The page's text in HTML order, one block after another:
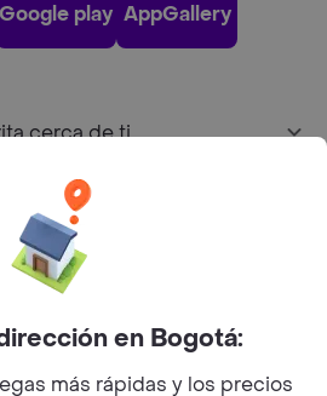
Google play AppGallery
cerca de ti
en Bogotá:
más rápidas y los precios